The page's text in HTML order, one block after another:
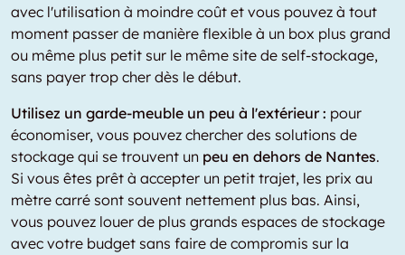
avec l'utilisation à moindre coût et vous pouvez à tout
moment passer de manière flexible à un box plus grand
ou même plus petit sur le même site de self-stockage,
sans payer trop cher dès le début.
Utilisez un garde-meuble un peu à l'extérieur : pour
économiser, vous pouvez chercher des solutions de
stockage qui se trouvent un peu en dehors de Nantes.
Si vous êtes prêt à accepter un petit trajet, les prix au
mètre carré sont souvent nettement plus bas. Ainsi,
vous pouvez louer de plus grands espaces de stockage
avec votre budget sans faire de compromis sur la